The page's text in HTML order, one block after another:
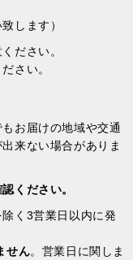
します）
ださい。
さい。
お届けの地域や交通
来ない場合がありま
ください。
く3営業日以内に発
せん。営業日に関しま